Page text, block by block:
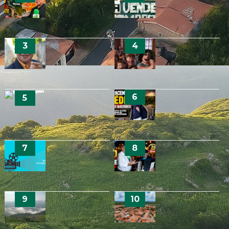
SUPER EL NIÑO 2026:
NORDESTE PODE
SECA E IMPACTOS NA
AGRICULTURA
🔁 COMPRA E VENDAS
VENHA ANÚCIAR NO
NOSSO BLOG
📌 Sobre Nós
📣 Voz do Povo
Saúde do Ceará tem
hospitais com 100% de
conformidade em
avaliação nacional de
práticas de segurança do
🚨 LUTO EM IRACEMA:
SOCORRISTA E AGENTE
DE SAÚDE JULIANA
COSTA MORRE APÓS
ACIDENTE NA SERRA DOS